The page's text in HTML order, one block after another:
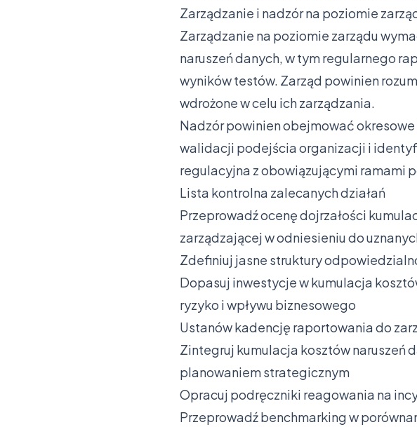
Zarządzanie i nadzór na poziomie
Zarządzanie na poziomie zarządu
naruszeń danych, w tym regularnego
wyników testów. Zarząd powinien
wdrożone w celu ich zarządzania.
Nadzór powinien obejmować
walidacji podejścia organizacji i
regulacyjna z obowiązującymi ramami
Lista kontrolna zalecanych działań
Przeprowadź ocenę dojrzałości
zarządzającej w odniesieniu do
Zdefiniuj jasne struktury
Dopasuj inwestycje w kumulacja
ryzyko i wpływu biznesowego
Ustanów kadencję raportowania do
Zintegruj kumulacja kosztów naruszeń
planowaniem strategicznym
Opracuj podręczniki reagowania na
Przeprowadź benchmarking w